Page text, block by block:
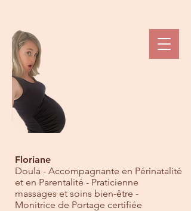
Floriane
Doula - Accompagnante en Périnatalité
et en Parentalité - Praticienne
massages et soins bien-être -
Monitrice de Portage certifiée